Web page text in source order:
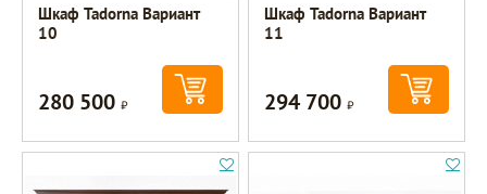
Шкаф Tadorna Вариант
10
280 500Р
Шкаф Tadorna Вариант
11
294 700Р